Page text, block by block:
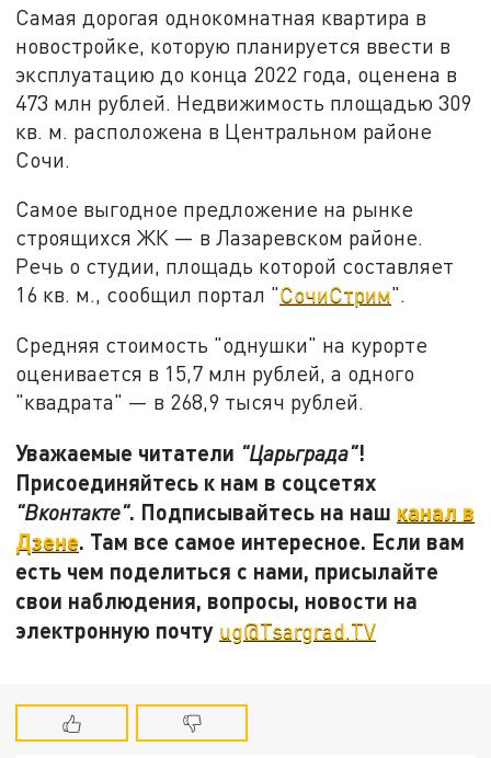
Самая дорогая однокомнатная квартира в
новостройке, которую планируется ввести в
эксплуатацию до конца 2022 года, оценена в
473 млн рублей. Недвижимость площадью 309
кв. м. расположена в Центральном районе
Сочи.
Самое выгодное предложение на рынке
строящихся ЖК — в Лазаревском районе.
Речь о студии, площадь которой составляет
16 кв. м., сообщил портал "СочиСтрим".
Средняя стоимость "однушки" на курорте
оценивается в 15,7 млн рублей, а одного
"квадрата" — в 268,9 тысяч рублей.
Уважаемые читатели "Царьграда"!
Присоединяйтесь к нам в соцсетях
"Вконтакте". Подписывайтесь на наш канал в
Дзене. Там все самое интересное. Если вам
есть чем поделиться с нами, присылайте
свои наблюдения, вопросы, новости на
электронную почту ug@Tsargrad.TV